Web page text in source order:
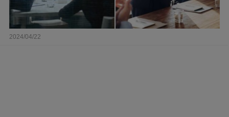
2024/04/22